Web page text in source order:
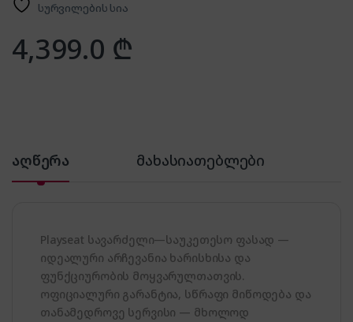
სურვილების სია
4,399.0 ₾
აღწერა მახასიათებლები
Playseat სავარძელი—საუკეთესო ფასად —
იდეალური არჩევანია ხარისხისა და
ფუნქციურობის მოყვარულთათვის.
ოფიციალური გარანტია, სწრაფი მიწოდება და
თანამედროვე სერვისი — მხოლოდ